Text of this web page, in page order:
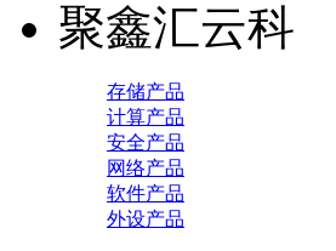
聚鑫汇云科
存储产品
计算产品
安全产品
网络产品
软件产品
外设产品